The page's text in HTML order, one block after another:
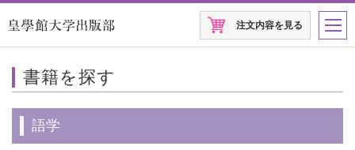
注文内容を見る
書籍を探す
語学